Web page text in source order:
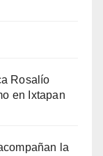
Rosalío
en Ixtapan
la